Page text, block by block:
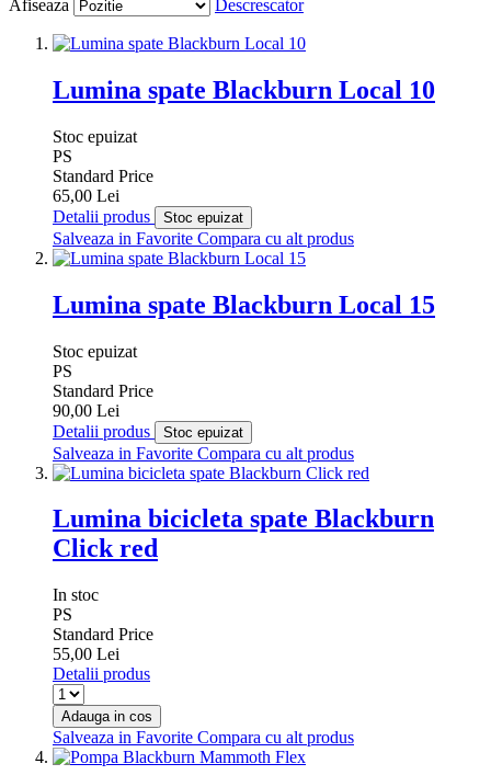
Afiseaza Descrescator
Lumina spate Blackburn Local 10
Stoc epuizat
PS
Standard Price
65,00 Lei
Detalii produs
Stoc epuizat
Salveaza in Favorite Compara cu alt produs
Lumina spate Blackburn Local 15
Stoc epuizat
PS
Standard Price
90,00 Lei
Detalii produs
Stoc epuizat
Salveaza in Favorite Compara cu alt produs
Lumina bicicleta spate Blackburn
Click red
In stoc
PS
Standard Price
55,00 Lei
Detalii produs
Adauga in cos
Salveaza in Favorite Compara cu alt produs